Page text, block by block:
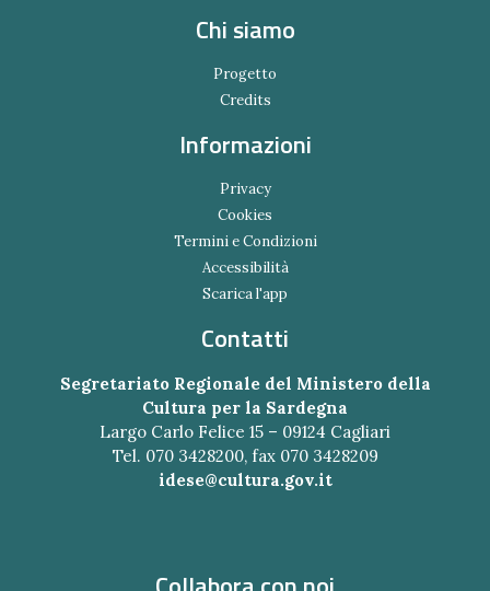
Chi siamo
Progetto
Credits
Informazioni
Privacy
Cookies
Termini e Condizioni
Accessibilità
Scarica l'app
Contatti
Segretariato Regionale del Ministero della
Cultura per la Sardegna
Largo Carlo Felice 15 – 09124 Cagliari
Tel. 070 3428200, fax 070 3428209
idese@cultura.gov.it